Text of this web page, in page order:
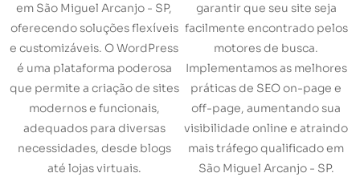
em São Miguel Arcanjo - SP,
oferecendo soluções flexíveis
e customizáveis. O WordPress
é uma plataforma poderosa
que permite a criação de sites
modernos e funcionais,
adequados para diversas
necessidades, desde blogs
até lojas virtuais.
garantir que seu site seja
facilmente encontrado pelos
motores de busca.
Implementamos as melhores
práticas de SEO on-page e
off-page, aumentando sua
visibilidade online e atraindo
mais tráfego qualificado em
São Miguel Arcanjo - SP.